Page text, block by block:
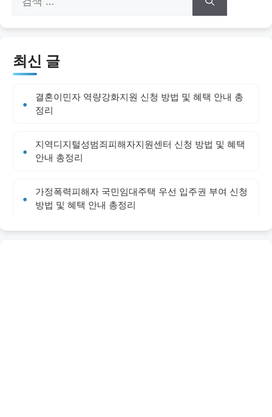
색:
최신 글
결혼이민자 역량강화지원 신청 방법 및 혜택 안내 총
정리
지역디지털성범죄피해자지원센터 신청 방법 및 혜택
안내 총정리
가정폭력피해자 국민임대주택 우선 입주권 부여 신청
방법 및 혜택 안내 총정리